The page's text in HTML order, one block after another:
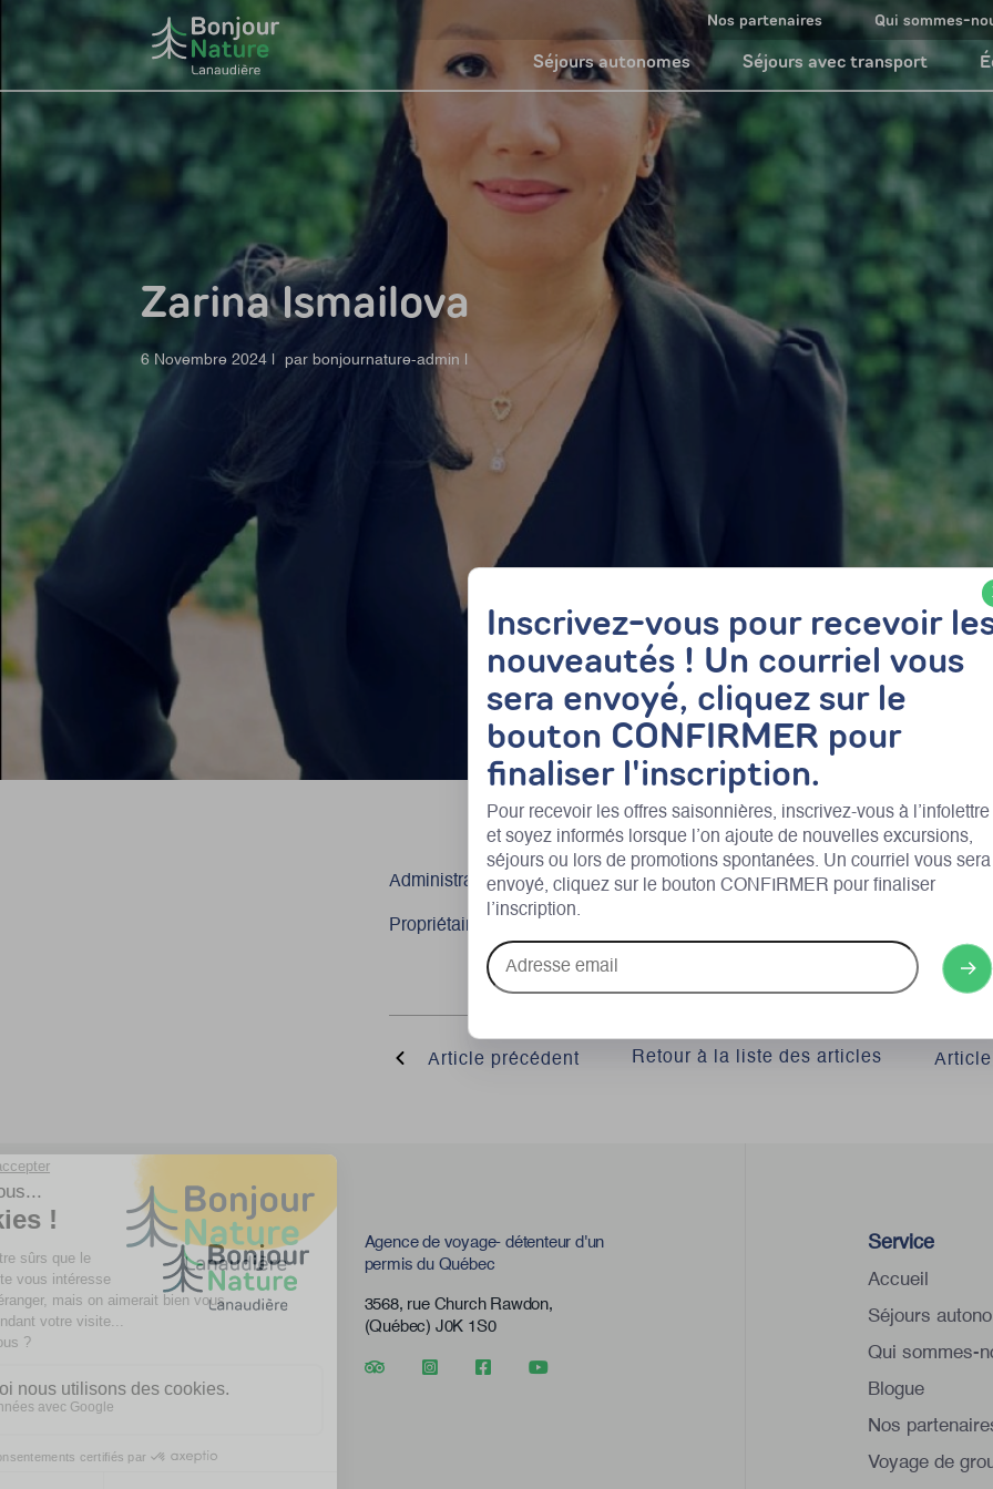
Inscrivez-vous pour recevoir
nouveautés ! Un courriel vous
sera envoyé, cliquez sur le
bouton CONFIRMER pour
finaliser l'inscription.
Pour recevoir les offres saisonnières, inscrivez-vous à l’infolettre
et soyez informés lorsque l’on ajoute de nouvelles excursions,
séjours ou lors de promotions spontanées. Un courriel vous sera
envoyé, cliquez sur le bouton CONFIRMER pour finaliser
l’inscription.
Adresse
email
Nos partenaires Qui sommes-
Séjours autonomes Séjours avec transport
Zarina Ismailova
6 Novembre 2024 | par bonjournature-admin |
Administratrice
Propriétaire, Ma yourte au coeur des collines
Article précédent Retour à la liste des articles
Agence de voyage- détenteur d'un
permis du Québec
3568, rue Church Rawdon,
(Québec) J0K 1S0
Service
Accueil
Séjours
Qui sommes-
Blogue
Nos
Voyage de